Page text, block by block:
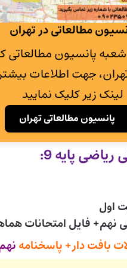
مطالعاتی در تهران
بیش از 30 شعبه پانسیون
جهت اطلاعات
لینک زیر کلیک نمایید
پانسیون مطالعاتی تهران
ریاضی پایه 9:
اول
نهم+ فایل امتحانات
بافت دار+ پاسخنامه